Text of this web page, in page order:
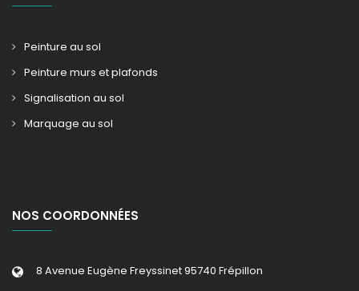
Peinture au sol
Peinture murs et plafonds
Signalisation au sol
Marquage au sol
NOS COORDONNÉES
8 Avenue Eugène Freyssinet 95740 Frépillon